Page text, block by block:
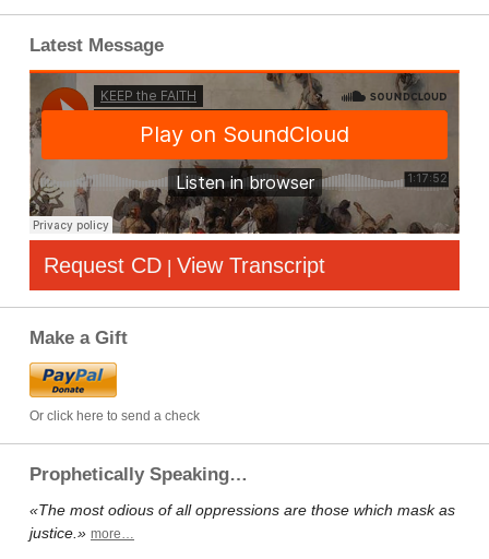
Latest Message
Request CD | View Transcript
Make a Gift
Or click here to send a check
Prophetically Speaking…
«The most odious of all oppressions are those which mask as
justice.» more…